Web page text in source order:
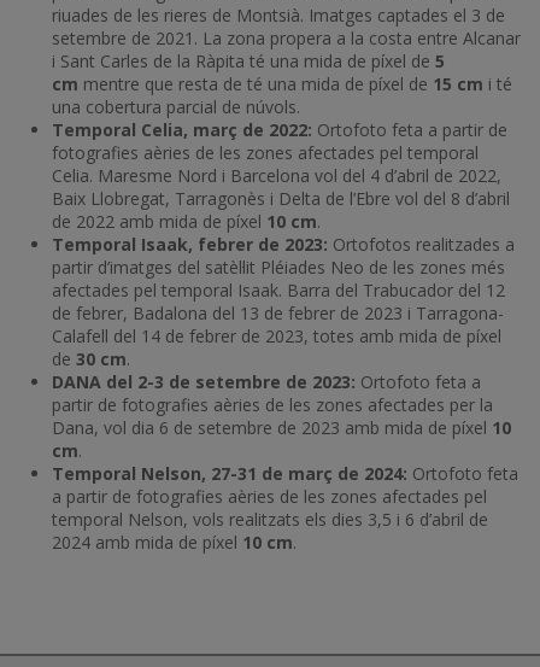
riuades de les rieres de Montsià. Imatges captades el 3 de
setembre de 2021. La zona propera a la costa entre Alcanar
i Sant Carles de la Ràpita té una mida de píxel de 5
cm mentre que resta de té una mida de píxel de 15 cm i té
una cobertura parcial de núvols.
Temporal Celia, març de 2022: Ortofoto feta a partir de
fotografies aèries de les zones afectades pel temporal
Celia. Maresme Nord i Barcelona vol del 4 d’abril de 2022,
Baix Llobregat, Tarragonès i Delta de l’Ebre vol del 8 d’abril
de 2022 amb mida de píxel 10 cm.
Temporal Isaak, febrer de 2023: Ortofotos realitzades a
partir d’imatges del satèl·lit Pléiades Neo de les zones més
afectades pel temporal Isaak. Barra del Trabucador del 12
de febrer, Badalona del 13 de febrer de 2023 i Tarragona-
Calafell del 14 de febrer de 2023, totes amb mida de píxel
de 30 cm.
DANA del 2-3 de setembre de 2023: Ortofoto feta a
partir de fotografies aèries de les zones afectades per la
Dana, vol dia 6 de setembre de 2023 amb mida de píxel 10
cm.
Temporal Nelson, 27-31 de març de 2024: Ortofoto feta
a partir de fotografies aèries de les zones afectades pel
temporal Nelson, vols realitzats els dies 3,5 i 6 d’abril de
2024 amb mida de píxel 10 cm.